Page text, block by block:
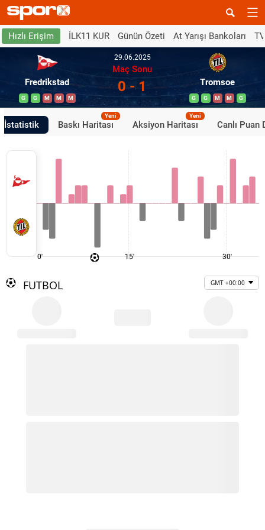
Hızlı Erişim İLK11 KUR Günün Özeti At Yarışı Bankoları
Fredrikstad
G G M M M
29.06.2025
Maç Sonu
0 - 1 Tromsoe
G G M M G
İstatistik Baskı Haritası
Yeni
Aksiyon Haritası
Yeni
Canlı Puan
0' 15' 30'
FUTBOL GMT +00:00